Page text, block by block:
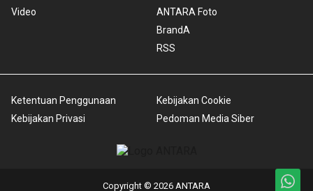
Video
ANTARA Foto
BrandA
RSS
Ketentuan Penggunaan
Kebijakan Privasi
Kebijakan Cookie
Pedoman Media Siber
Copyright © 2026 ANTARA